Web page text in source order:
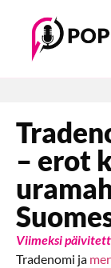
– erot
Viimeksi
Tradenomi ja